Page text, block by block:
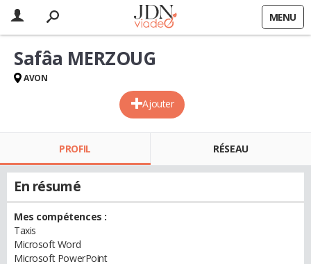
MENU
Ajouter
Safâa MERZOUG
AVON
PROFIL RÉSEAU
En résumé
Mes compétences :
Taxis
Microsoft Word
Microsoft PowerPoint